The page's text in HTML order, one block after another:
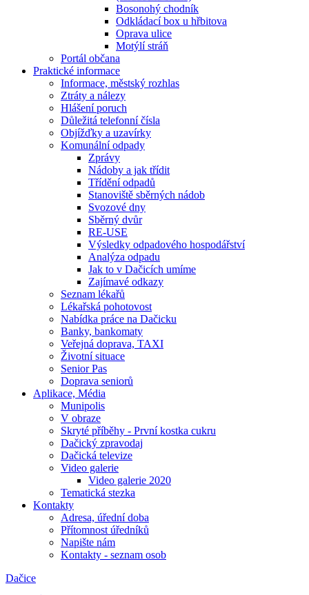
Bosonohý chodník
Odkládací box u hřbitova
Oprava ulice
Motýlí stráň
Portál občana
Praktické informace
Informace, městský rozhlas
Ztráty a nálezy
Hlášení poruch
Důležitá telefonní čísla
Objížďky a uzavírky
Komunální odpady
Zprávy
Nádoby a jak třídit
Třídění odpadů
Stanoviště sběrných nádob
Svozové dny
Sběrný dvůr
RE-USE
Výsledky odpadového hospodářství
Analýza odpadu
Jak to v Dačicích umíme
Zajímavé odkazy
Seznam lékařů
Lékařská pohotovost
Nabídka práce na Dačicku
Banky, bankomaty
Veřejná doprava, TAXI
Životní situace
Senior Pas
Doprava seniorů
Aplikace, Média
Munipolis
V obraze
Skryté příběhy - První kostka cukru
Dačický zpravodaj
Dačická televize
Video galerie
Video galerie 2020
Tematická stezka
Kontakty
Adresa, úřední doba
Přítomnost úředníků
Napište nám
Kontakty - seznam osob
Dačice